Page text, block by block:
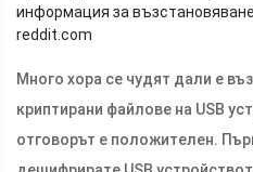
информация за
reddit.com
Много хора се чудят дали е
криптирани файлове на USB
отговорът е положителен.